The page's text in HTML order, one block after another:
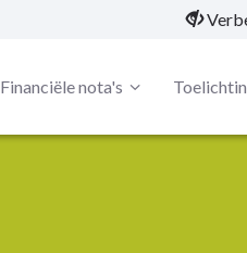
Financiële nota's